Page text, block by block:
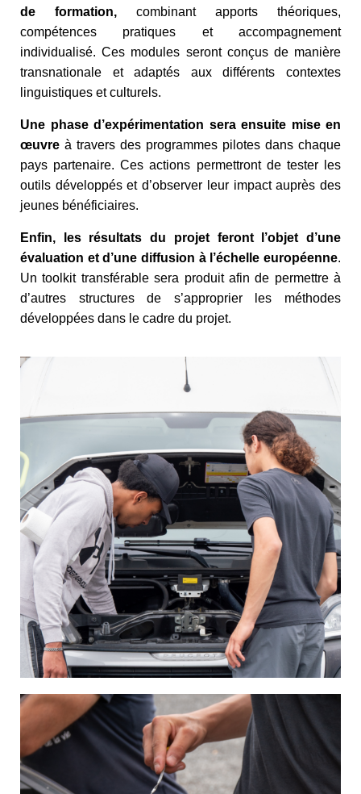
de formation, combinant apports théoriques,
compétences pratiques et accompagnement
individualisé. Ces modules seront conçus de manière
transnationale et adaptés aux différents contextes
linguistiques et culturels.
Une phase d’expérimentation sera ensuite mise en
œuvre à travers des programmes pilotes dans chaque
pays partenaire. Ces actions permettront de tester les
outils développés et d’observer leur impact auprès des
jeunes bénéficiaires.
Enfin, les résultats du projet feront l’objet d’une
évaluation et d’une diffusion à l’échelle européenne.
Untoolkit transférablesera produit afin de permettre à
d’autres structures de s’approprier les méthodes
développées dans le cadre du projet.